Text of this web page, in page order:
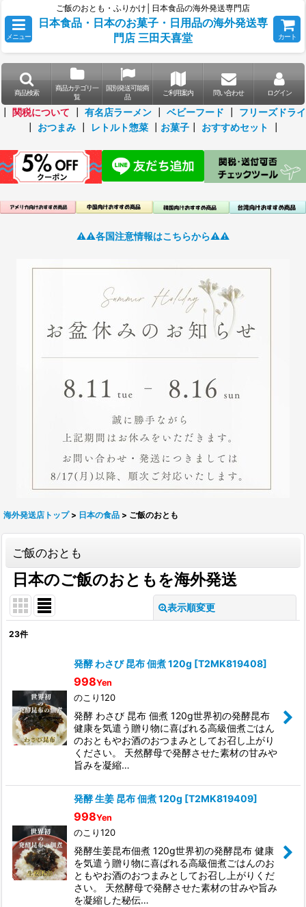
ご飯のおとも・ふりかけ│日本食品の海外発送専門店
メニュー
日本食品・日本のお菓子・日用品の海外発送専
門店 三田天喜堂
カート
商品検索
商品カテゴリ一
覧
国別発送可能商
品
ご利用案内 問い合わせ ログイン
関税について 有名店ラーメン ベビーフード
フリーズドライ
おつまみ レトルト惣菜 お菓子 おすすめセット
⚠️⚠️各国注意情報はこちらから⚠️⚠️
海外発送店トップ > 日本の食品 > ご飯のおとも
ご飯のおとも
日本のご飯のおともを海外発送
表示順変更
絞り込む
23件
発酵 わさび 昆布 佃煮 120g [T2MK819408]
998Yen
のこり120
発酵 わさび 昆布 佃煮 120g世界初の発酵昆布
健康を気遣う贈り物に喜ばれる高級佃煮ごはん
のおともやお酒のおつまみとしてお召し上がり
ください。 天然酵母で発酵させた素材の甘みや
旨みを凝縮…
発酵 生姜 昆布 佃煮 120g [T2MK819409]
998Yen
のこり120
発酵生姜昆布佃煮 120g世界初の発酵昆布 健康
を気遣う贈り物に喜ばれる高級佃煮ごはんのお
ともやお酒のおつまみとしてお召し上がりくだ
さい。 天然酵母で発酵させた素材の甘みや旨み
を凝縮した秘伝…